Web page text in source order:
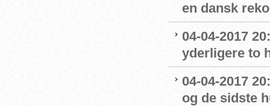
en dansk
04-04-2017
yderligere to
04-04-2017
og de sidste